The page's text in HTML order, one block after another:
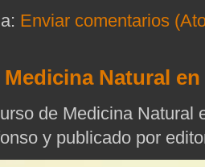
Enviar comentarios
Natural
de Medicina Natural
y publicado por